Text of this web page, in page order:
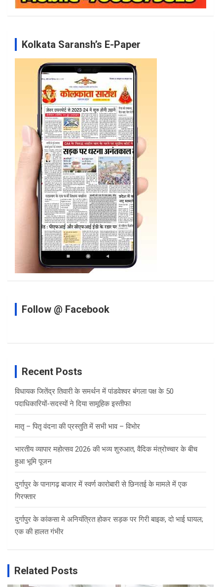
Kolkata Saransh’s E-Paper
Follow @ Facebook
Recent Posts
विधायक जितेंद्र तिवारी के समर्थन में पांडवेश्वर बंगला पक्ष के 50
पदाधिकारियों-सदस्यों ने दिया सामूहिक इस्तीफा
मातृ – पितृ वंदना की प्रस्तुति में सभी भाव – विभोर
भारतीय व्यापार महोत्सव 2026 की भव्य शुरुआत, वैदिक मंत्रोच्चार के बीच
हुआ भूमि पूजन
दुर्गापुर के पानागढ़ बाजार में स्वर्ण कारोबारी से छिनतई के मामले में एक
गिरफ्तार
दुर्गापुर के कांकसा मे अनियंत्रित होकर सड़क पर गिरी बाइक, दो भाई घायल;
एक की हालत गंभीर
Related Posts